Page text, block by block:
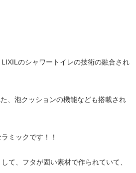
のシャワートイレの技術の融合され
、泡クッションの機能なども搭載され
ミックです！！
て、フタが固い素材で作られていて、